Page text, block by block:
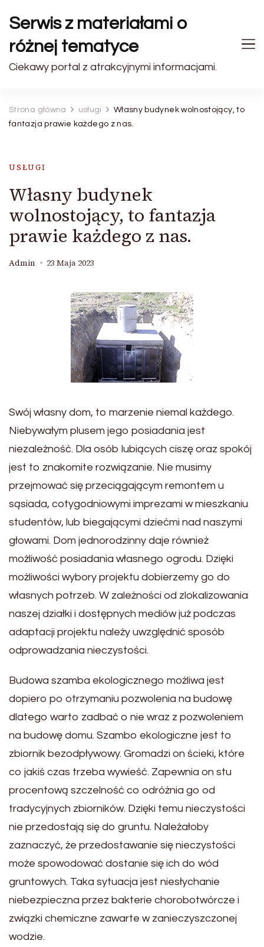
Serwis z materiałami o
różnej tematyce
Ciekawy portal z atrakcyjnymi informacjami.
Strona główna usługi
Własny budynek wolnostojący, to
fantazja prawie każdego z nas.
USŁUGI
Własny budynek
wolnostojący, to fantazja
prawie każdego z nas.
Admin 23 Maja 2023
Swój własny dom, to marzenie niemal każdego.
Niebywałym plusem jego posiadania jest
niezależność. Dla osób lubiących ciszę oraz spokój
jest to znakomite rozwiązanie. Nie musimy
przejmować się przeciągającym remontem u
sąsiada, cotygodniowymi imprezami w mieszkaniu
studentów, lub biegającymi dziećmi nad naszymi
głowami. Dom jednorodzinny daje również
możliwość posiadania własnego ogrodu. Dzięki
możliwości wybory projektu dobierzemy go do
własnych potrzeb. W zależności od zlokalizowania
naszej działki i dostępnych mediów już podczas
adaptacji projektu należy uwzględnić sposób
odprowadzania nieczystości.
Budowa szamba ekologicznego możliwa jest
dopiero po otrzymaniu pozwolenia na budowę
dlatego warto zadbać o nie wraz z pozwoleniem
na budowę domu. Szambo ekologiczne jest to
zbiornik bezodpływowy. Gromadzi on ścieki, które
co jakiś czas trzeba wywieść. Zapewnia on stu
procentową szczelność co odróżnia go od
tradycyjnych zbiorników. Dzięki temu nieczystości
nie przedostają się do gruntu. Należałoby
zaznaczyć, że przedostawanie się nieczystości
może spowodować dostanie się ich do wód
gruntowych. Taka sytuacja jest niesłychanie
niebezpieczna przez bakterie chorobotwórcze i
związki chemiczne zawarte w zanieczyszczonej
wodzie.